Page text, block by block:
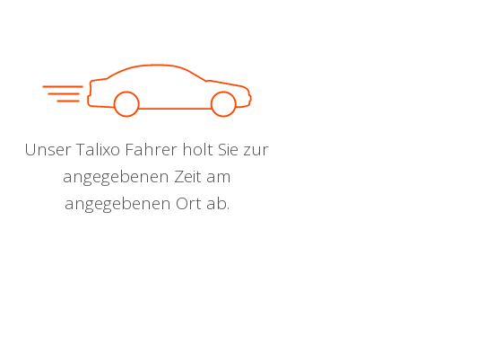
Unser Talixo Fahrer holt Sie zur
angegebenen Zeit am
angegebenen Ort ab.